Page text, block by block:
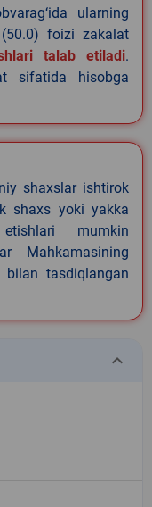
ularning
foizi zakalat
talab etiladi.
sifatida hisobga
shaxslar ishtirok
shaxs yoki yakka
mumkin
Mahkamasining
bilan tasdiqlangan
keyboard_arrow_down